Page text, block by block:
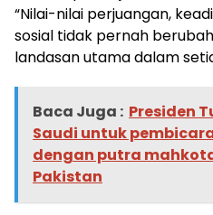
“Nilai-nilai perjuangan,
sosial tidak pernah
landasan utama dalam
Baca Juga : Presiden
Saudi untuk
dengan putra
Pakistan